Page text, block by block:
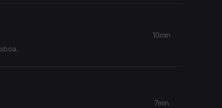
10min
7min